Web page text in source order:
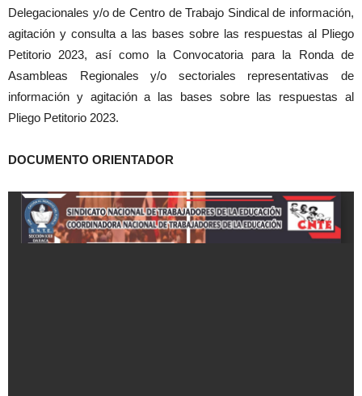
Delegacionales y/o de Centro de Trabajo Sindical de información,
agitación y consulta a las bases sobre las respuestas al Pliego
Petitorio 2023, así como la Convocatoria para la Ronda de
Asambleas Regionales y/o sectoriales representativas de
información y agitación a las bases sobre las respuestas al
Pliego Petitorio 2023.
DOCUMENTO ORIENTADOR